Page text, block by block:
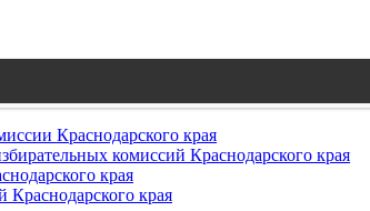
Краснодарского края
комиссий Краснодарского края
края
Краснодарского края